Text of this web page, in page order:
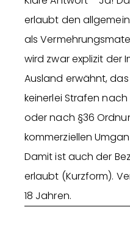
erlaubt den
als
wird zwar explizit der
Ausland erwähnt,
keinerlei Strafen
oder nach §36
kommerziellen
Damit ist auch der
erlaubt (Kurzform).
18 Jahren.